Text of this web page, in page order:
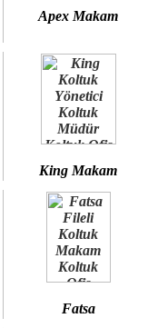
Apex Makam
King Makam
Fatsa